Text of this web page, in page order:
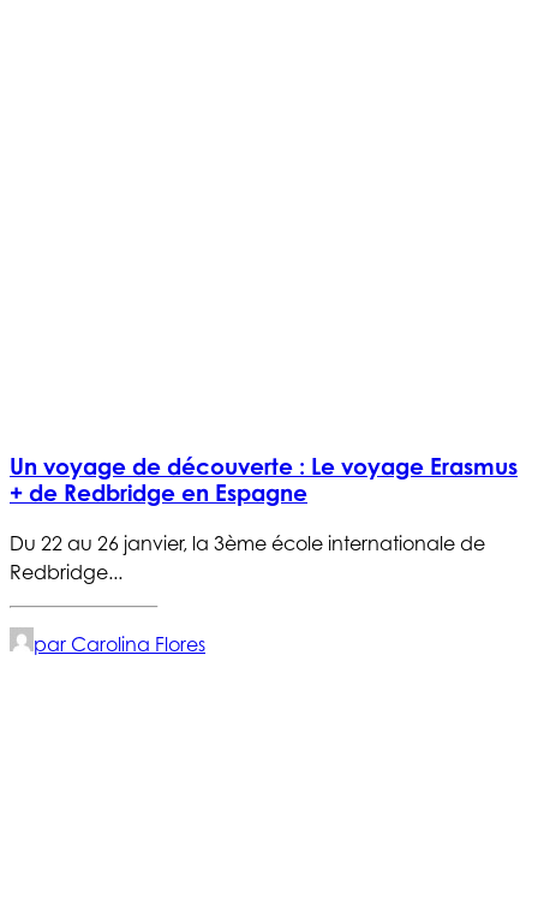
Un voyage de découverte : Le voyage Erasmus
+ de Redbridge en Espagne
Du 22 au 26 janvier, la 3ème école internationale de
Redbridge...
par Carolina Flores